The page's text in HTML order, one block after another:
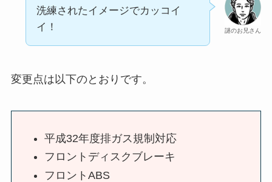
謎のお兄さん
洗練されたイメージでカッコイ
イ！
変更点は以下のとおりです。
平成32年度排ガス規制対応
フロントディスクブレーキ
フロントABS